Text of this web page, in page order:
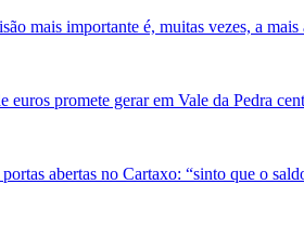
mais importante é, muitas vezes, a mais
euros promete gerar em Vale da Pedra
abertas no Cartaxo: “sinto que o